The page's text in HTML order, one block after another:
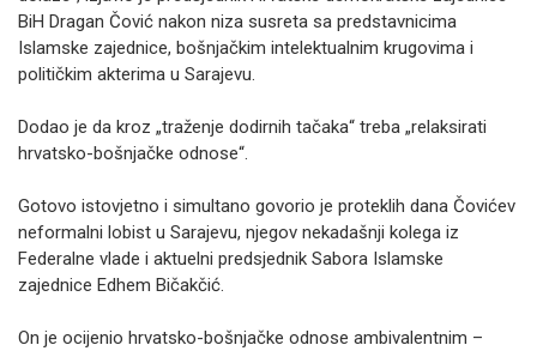
BiH Dragan Čović nakon niza susreta sa predstavnicima
Islamske zajednice, bošnjačkim intelektualnim krugovima i
političkim akterima u Sarajevu.
Dodao je da kroz „traženje dodirnih tačaka“ treba „relaksirati
hrvatsko-bošnjačke odnose“.
Gotovo istovjetno i simultano govorio je proteklih dana Čovićev
neformalni lobist u Sarajevu, njegov nekadašnji kolega iz
Federalne vlade i aktuelni predsjednik Sabora Islamske
zajednice Edhem Bičakčić.
On je ocijenio hrvatsko-bošnjačke odnose ambivalentnim –